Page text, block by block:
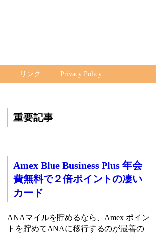
リンク Privacy Policy
重要記事
Amex Blue Business Plus 年会
費無料で２倍ポイントの凄い
カード
ANAマイルを貯めるなら、Amex ポイン
トを貯めてANAに移行するのが最善の